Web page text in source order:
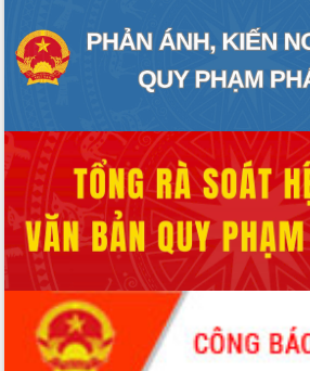
Khơi thông điểm nghẽn, đẩy nhanh
giải ngân vốn khắc phục thiên tai
HĐND tỉnh thông qua điều chỉnh Quy
Hội thảo góp ý hồ sơ điều chỉnh quy
hoạch tỉnh Đắk Lắk thời kỳ 2021-2030,
tầm nhìn đến năm 2050
Nâng cao hiệu quả hoạt động của các
doanh nghiệp nhà nước
Hội nghị triển khai kết nối mạng
truyền số liệu chuyên dùng phục vụ cơ
quan Đảng, Nhà nước
Lễ phát động chuỗi hoạt động chung
tay làm sạch môi trường